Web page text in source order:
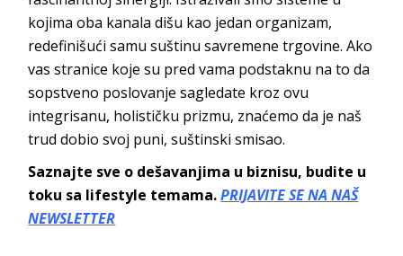
kojima oba kanala dišu kao jedan organizam,
redefinišući samu suštinu savremene trgovine. Ako
vas stranice koje su pred vama podstaknu na to da
sopstveno poslovanje sagledate kroz ovu
integrisanu, holističku prizmu, znaćemo da je naš
trud dobio svoj puni, suštinski smisao.
Saznajte sve o dešavanjima u biznisu, budite u
toku sa lifestyle temama.PRIJAVITE SE NA NAŠ
NEWSLETTER